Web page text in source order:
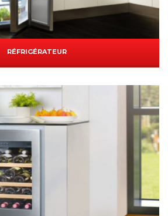
RÉFRIGÉRATEUR